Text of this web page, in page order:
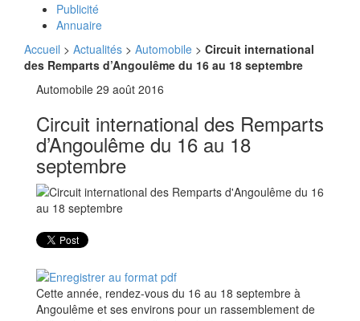
Publicité
Annuaire
Accueil > Actualités > Automobile > Circuit international
des Remparts d’Angoulême du 16 au 18 septembre
Automobile 29 août 2016
Circuit international des Remparts
d’Angoulême du 16 au 18
septembre
Cette année, rendez-vous du 16 au 18 septembre à
Angoulême et ses environs pour un rassemblement de